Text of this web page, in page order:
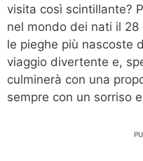
visita così scintillante?
nel mondo dei nati il
le pieghe più nascoste
viaggio divertente e,
culminerà con una
sempre con un sorriso